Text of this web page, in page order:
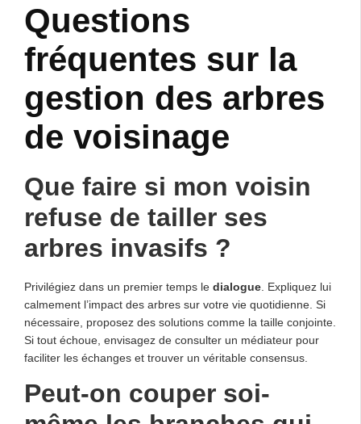
Questions
fréquentes sur la
gestion des arbres
de voisinage
Que faire si mon voisin
refuse de tailler ses
arbres invasifs ?
Privilégiez dans un premier temps le dialogue . Expliquez lui
calmement l’impact des arbres sur votre vie quotidienne. Si
nécessaire, proposez des solutions comme la taille conjointe.
Si tout échoue, envisagez de consulter un médiateur pour
faciliter les échanges et trouver un véritable consensus.
Peut-on couper soi-